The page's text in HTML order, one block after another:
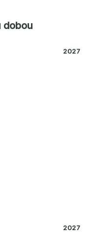
dobou
2027
2027